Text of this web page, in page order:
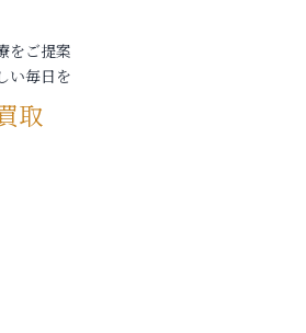
をご提案
い毎日を
取